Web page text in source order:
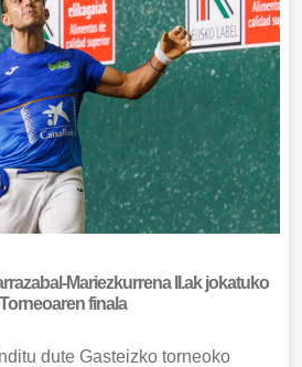
Mariezkurrena II.ak jokatuko
finala
dute Gasteizko torneoko